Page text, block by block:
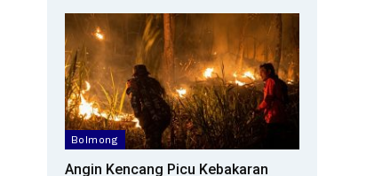
Bolmong
Angin Kencang Picu Kebakaran